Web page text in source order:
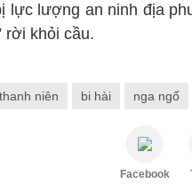
lực lượng an ninh địa
rời khỏi cầu.
thanh niên bi hài nga ngố
Facebook